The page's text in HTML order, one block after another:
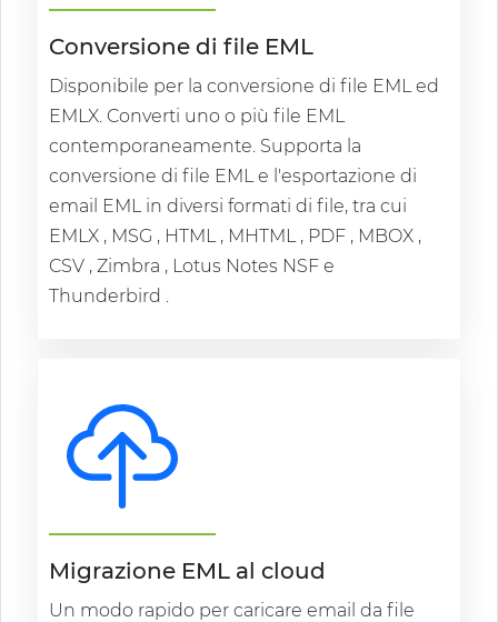
Conversione di file EML
Disponibile per la conversione di file EML ed
EMLX. Converti uno o più file EML
contemporaneamente. Supporta la
conversione di file EML e l'esportazione di
email EML in diversi formati di file, tra cui
EMLX , MSG , HTML , MHTML , PDF , MBOX ,
CSV , Zimbra , Lotus Notes NSF e
Thunderbird .
Migrazione EML al cloud
Un modo rapido per caricare email da file